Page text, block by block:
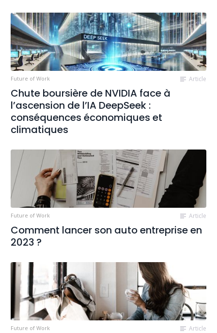
Future of Work Article
Chute boursière de NVIDIA face à
l’ascension de l’IA DeepSeek :
conséquences économiques et
climatiques
Future of Work Article
Comment lancer son auto entreprise en
2023 ?
Future of Work Article